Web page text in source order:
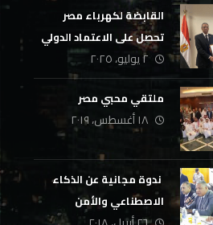
القابضة لكهرباء مصر
تحصل على الاعتماد الدولي
لمركز إعداد القادة
٢ يوليو، ٢٠٢٥
ملتقي محبي مصر
١٨ أغسطس، ٢٠١٩
‏ ندوة مجانية عن الذكاء
الاصطناعي والأمن